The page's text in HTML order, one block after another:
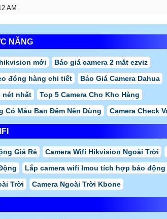
AM
NĂNG
mới
Báo giá camera 2 mắt ezviz
đóng hàng chi tiết
Báo Giá Camera Dahua
nét nhất
Top 5 Camera Cho Kho Hàng
Có Màu Ban Đêm Nên Dùng
Camera Check
Giá Rẻ Camera Wifi Hikvision Ngoài Trời
Lắp camera wifi Imou tích hợp báo động
Trời
Camera Ngoài Trời Kbone